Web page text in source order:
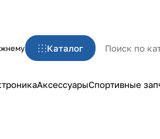
Каталог
АксессуарыСпортивные